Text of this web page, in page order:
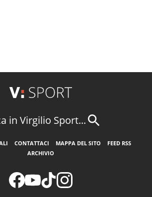
in Virgilio Sport...
CONTATTACI MAPPA DEL SITO
FEED RSS
ARCHIVIO